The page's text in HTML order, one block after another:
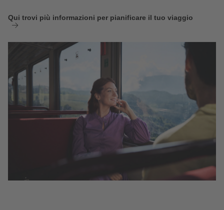
Qui trovi più informazioni per pianificare il tuo viaggio